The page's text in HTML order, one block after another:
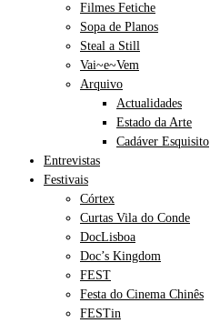
Filmes Fetiche
Sopa de Planos
Steal a Still
Vai~e~Vem
Arquivo
Actualidades
Estado da Arte
Cadáver Esquisito
Entrevistas
Festivais
Córtex
Curtas Vila do Conde
DocLisboa
Doc’s Kingdom
FEST
Festa do Cinema Chinês
FESTin